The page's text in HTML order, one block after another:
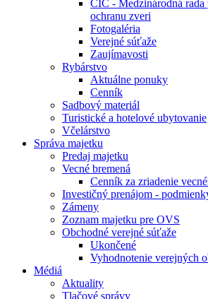
CIC - Medzinárodná
ochranu zveri
Fotogaléria
Verejné súťaže
Zaujímavosti
Rybárstvo
Aktuálne ponuky
Cenník
Sadbový materiál
Turistické a hotelové ubytovanie
Včelárstvo
Správa majetku
Predaj majetku
Vecné bremená
Cenník za zriadenie
Investičný prenájom -
Zámeny
Zoznam majetku pre OVS
Obchodné verejné súťaže
Ukončené
Vyhodnotenie verejných
Médiá
Aktuality
Tlačové správy